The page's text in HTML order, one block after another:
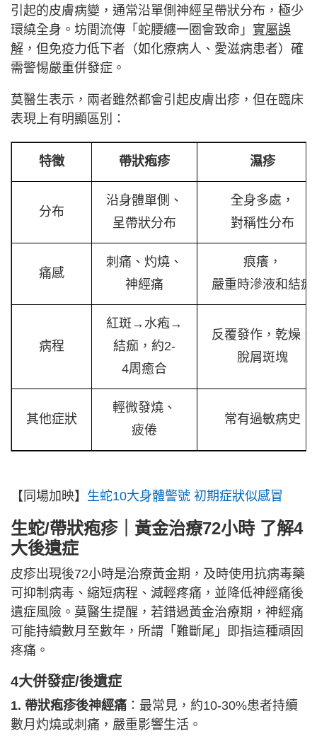
引起的皮膚病變，通常沿單側神經呈帶狀分布，極少
環繞全身。坊間流傳「蛇腰纏一圈會致命」 實屬誤
解 ，但免疫力低下者（如化療病人、愛滋病患者）確
需警惕嚴重併發症。
莫醫生表示，兩者雖然都會引起皮膚出疹，但在臨床
表現上有明顯區別：
特徵 帶狀疱疹 濕疹
分布
沿身體單側、
呈帶狀分布
全身多處，
對稱性分布
痛感
刺痛、灼燒、
神經痛
痕癢，
嚴重時滲液和結痂
病程
紅斑→水疱→
結痂，約2-
4周癒合
反覆發作，乾燥、
脫屑斑塊
其他症狀
輕微發燒、
疲倦
常有過敏病史
【同場加映】 生蛇10大身體警號 初期症狀似感冒
生蛇/帶狀疱疹｜黃金治療72小時 了解4
大後遺症
皮疹出現後72小時是治療黃金期，及時使用抗病毒藥
可抑制病毒、縮短病程、減輕疼痛，並降低神經痛後
遺症風險。莫醫生提醒，若錯過黃金治療期，神經痛
可能持續數月至數年，所謂「難斷尾」即指這種頑固
疼痛。
4大併發症/後遺症
1. 帶狀疱疹後神經痛 ：最常見，約10-30%患者持續
數月灼燒或刺痛，嚴重影響生活。